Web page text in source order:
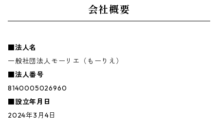
会社概要
■法人名
一般社団法人モーリエ（もーりえ）
■法人番号
8140005026960
■設立年月日
2024年3月4日